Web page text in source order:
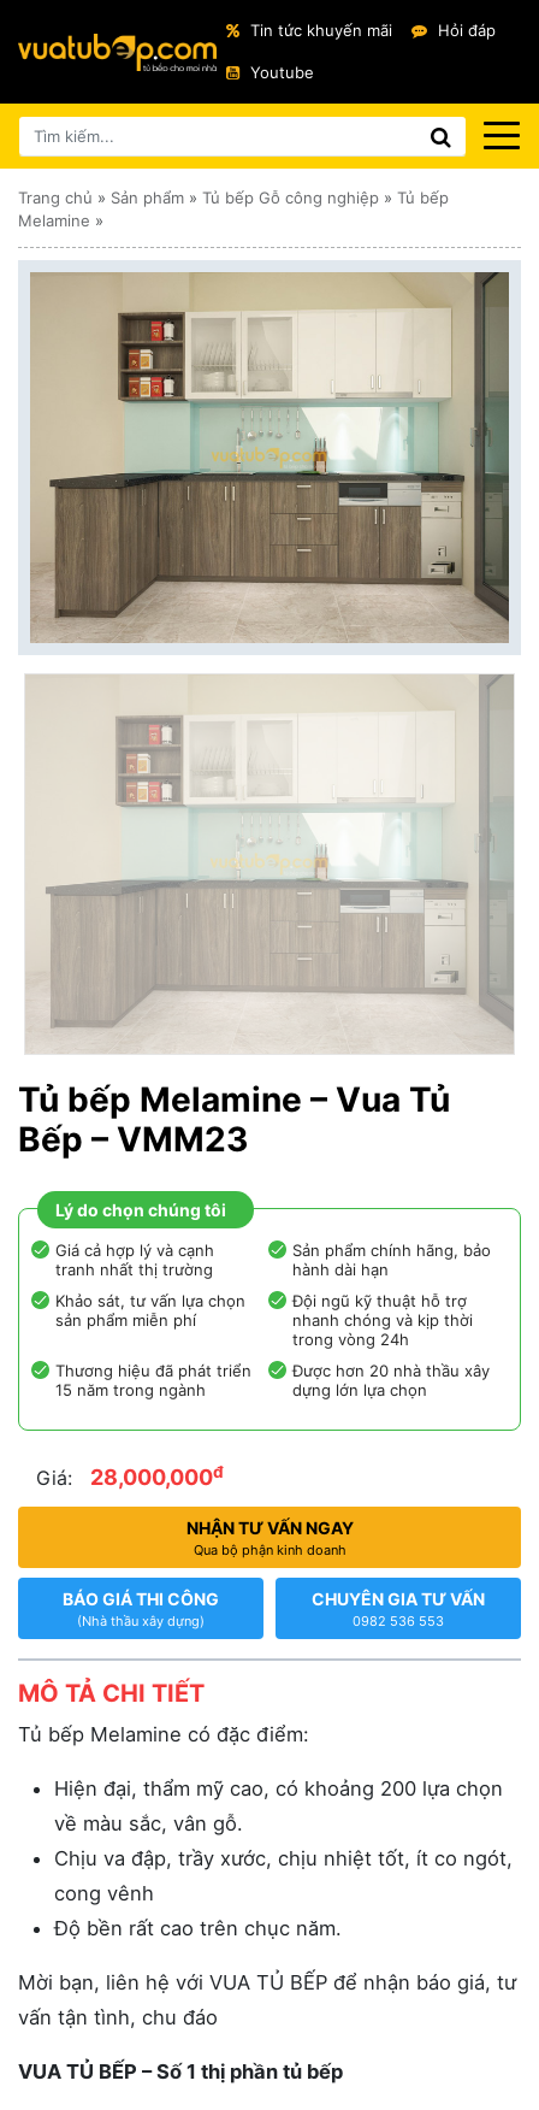
Tin tức khuyến mãi Hỏi đáp
Youtube
Trang chủ » Sản phẩm » Tủ bếp Gỗ công nghiệp » Tủ bếp
Melamine »
Tủ bếp Melamine – Vua Tủ
Bếp – VMM23
Lý do chọn chúng tôi
Giá cả hợp lý và cạnh
tranh nhất thị trường
Sản phẩm chính hãng, bảo
hành dài hạn
Khảo sát, tư vấn lựa chọn
sản phẩm miễn phí
Đội ngũ kỹ thuật hỗ trợ
nhanh chóng và kịp thời
trong vòng 24h
Thương hiệu đã phát triển
15 năm trong ngành
Được hơn 20 nhà thầu xây
dựng lớn lựa chọn
Giá: 28,000,000đ
NHẬN TƯ VẤN NGAY
Qua bộ phận kinh doanh
BÁO GIÁ THI CÔNG
(Nhà thầu xây dựng)
CHUYÊN GIA TƯ VẤN
0982 536 553
MÔ TẢ CHI TIẾT
Tủ bếp Melamine có đặc điểm:
Hiện đại, thẩm mỹ cao, có khoảng 200 lựa chọn
về màu sắc, vân gỗ.
Chịu va đập, trầy xước, chịu nhiệt tốt, ít co ngót,
cong vênh
Độ bền rất cao trên chục năm.
Mời bạn, liên hệ với VUA TỦ BẾP để nhận báo giá, tư
vấn tận tình, chu đáo
VUA TỦ BẾP – Số 1 thị phần tủ bếp